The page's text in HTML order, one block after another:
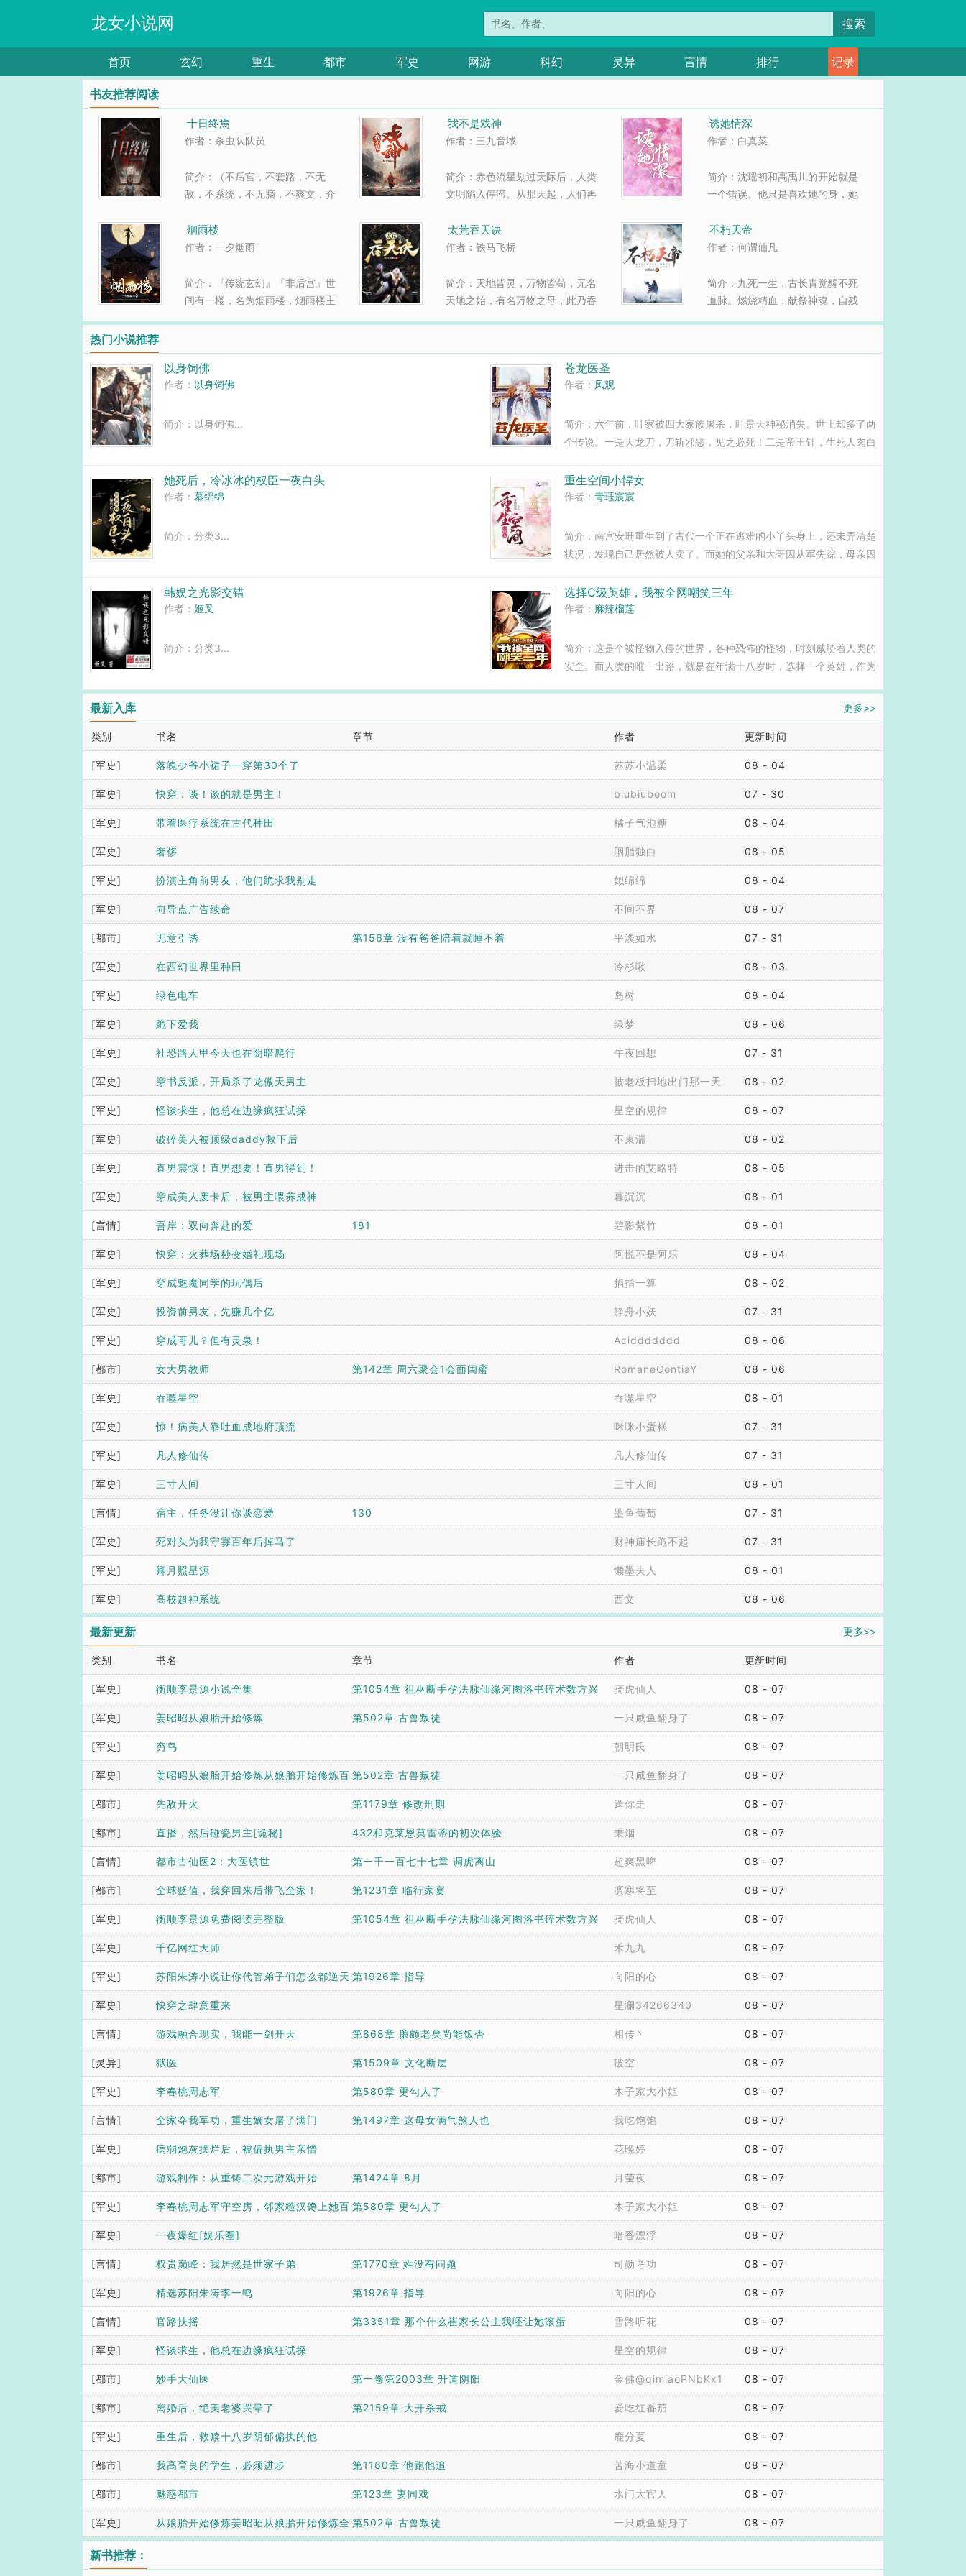
龙女小说网 搜索
首页 玄幻 重生 都市 军史 网游 科幻 灵异 言情 排行 记录
书友推荐阅读
十日终焉
作者：杀虫队队员
简介：（不后宫，不套路，不无
敌，不系统，不无脑，不爽文，介
的一天时，却发现自己被捉到了终...
我不是戏神
作者：三九音域
简介：赤色流星划过天际后，人类
文明陷入停滞。从那天起，人们再
一架飞机，一台汽车近代科...
诱她情深
作者：白真菜
简介：沈瑶初和高禹川的开始就是
一个错误。他只是喜欢她的身，她
孩子，他把她娶回了家，把一个...
烟雨楼
作者：一夕烟雨
简介：『传统玄幻』『非后宫』世
间有一楼，名为烟雨楼，烟雨楼主
太荒吞天诀
作者：铁马飞桥
简介：天地皆灵，万物皆苟，无名
天地之始，有名万物之母，此乃吞
不朽天帝
作者：何谓仙凡
简介：九死一生，古长青觉醒不死
血脉。燃烧精血，献祭神魂，自残
热门小说推荐
以身饲佛
作者： 以身饲佛
简介：以身饲佛...
苍龙医圣
作者： 凤观
简介：六年前，叶家被四大家族屠杀，叶景天神秘消失。世上却多了两
个传说。一是天龙刀，刀斩邪恶，见之必死！二是帝王针，生死人肉白
发现当年救下自己的绝色女人竟变成瘫痪丑女，还帮他生了一对龙凤
胎。迟到六年的爱，对四大家族的恨和怒，他要一一偿还！...
她死后，冷冰冰的权臣一夜白头
作者：慕绵绵
简介：分类3...
重生空间小悍女
作者： 青珏宸宸
简介：南宫安珊重生到了古代一个正在逃难的小丫头身上，还未弄清楚
状况，发现自己居然被人卖了。而她的父亲和大哥因从军失踪，母亲因
过这都不是事儿。天生神力！让她轻而易举地解决了打她家主意的人。
避水珠！让她能在水里找到充足的食物。空间百货系统！让她要啥有
是迟早的事儿！只是中途突然冒出的那个谁谁谁，我和你不熟，你别总
是凑上来。那个谁谁谁你确定不要我吗？那我现在就走了？南宫安珊转
本文有空间，肯定会有超越现实的情节，看着爽就行了，接受不了勿
韩娱之光影交错
作者：姬叉
简介：分类3...
选择C级英雄，我被全网嘲笑三年
作者： 麻辣榴莲
简介：这是个被怪物入侵的世界，各种恐怖的怪物，时刻威胁着人类的
安全。而人类的唯一出路，就是在年满十八岁时，选择一个英雄，作为
者，反杀怪物。穿越而来的陈业，惊讶的发现，大家所契合的英雄，全
部出自一拳超人。别人都在追求S级英雄天赋，只有陈业知道，C级英
雄中的光头大魔王，才是无敌的。于是，在盛大的毕业典礼上，陈业毫
直播中选择契合C级英雄天赋？笑死！C级英雄早就是公认的废物天赋
卧槽！快看他老师，昏过去了！面对嘲笑，陈业只是默默的坚持锻炼。
三年后。一个无敌的光头，开始不当人了...
最新入库 更多>>
类别 书名 章节 作者 更新时间
[军史] 落魄少爷小裙子一穿第30个了 苏苏小温柔 08 - 04
[军史] 快穿：谈！谈的就是男主！ biubiuboom 07 - 30
[军史] 带着医疗系统在古代种田 橘子气泡糖 08 - 04
[军史] 奢侈 胭脂独白 08 - 05
[军史] 扮演主角前男友，他们跪求我别走 姒绵绵 08 - 04
[军史] 向导点广告续命 不间不界 08 - 07
[都市] 无意引诱 第156章 没有爸爸陪着就睡不着 平淡如水 07 - 31
[军史] 在西幻世界里种田 冷杉啾 08 - 03
[军史] 绿色电车 岛树 08 - 04
[军史] 跪下爱我 绿梦 08 - 06
[军史] 社恐路人甲今天也在阴暗爬行 午夜回想 07 - 31
[军史] 穿书反派，开局杀了龙傲天男主 被老板扫地出门那一天 08 - 02
[军史] 怪谈求生，他总在边缘疯狂试探 星空的规律 08 - 07
[军史] 破碎美人被顶级daddy救下后 不束湍 08 - 02
[军史] 直男震惊！直男想要！直男得到！ 进击的艾略特 08 - 05
[军史] 穿成美人废卡后，被男主喂养成神 暮沉沉 08 - 01
[言情] 吾岸：双向奔赴的爱 181 碧影紫竹 08 - 01
[军史] 快穿：火葬场秒变婚礼现场 阿悦不是阿乐 08 - 04
[军史] 穿成魅魔同学的玩偶后 掐指一算 08 - 02
[军史] 投资前男友，先赚几个亿 静舟小妖 07 - 31
[军史] 穿成哥儿？但有灵泉！ Aciddddddd 08 - 06
[都市] 女大男教师 第142章 周六聚会1会面闺蜜 RomaneContiaY 08 - 06
[军史] 吞噬星空 吞噬星空 08 - 01
[军史] 惊！病美人靠吐血成地府顶流 咪咪小蛋糕 07 - 31
[军史] 凡人修仙传 凡人修仙传 07 - 31
[军史] 三寸人间 三寸人间 08 - 01
[言情] 宿主，任务没让你谈恋爱 130 墨鱼葡萄 07 - 31
[军史] 死对头为我守寡百年后掉马了 财神庙长跪不起 07 - 31
[军史] 卿月照星源 懒墨夫人 08 - 01
[军史] 高校超神系统 西文 08 - 06
最新更新 更多>>
类别 书名 章节 作者 更新时间
[军史] 衡顺李景源小说全集 第1054章 祖巫断手孕法脉仙缘河图洛书碎术数方兴 骑虎仙人 08 - 07
[军史] 姜昭昭从娘胎开始修炼 第502章 古兽叛徒 一只咸鱼翻身了 08 - 07
[军史] 穷鸟 朝明氏 08 - 07
[军史] 姜昭昭从娘胎开始修炼从娘胎开始修炼百
度云
第502章 古兽叛徒 一只咸鱼翻身了 08 - 07
[都市] 先敌开火 第1179章 修改刑期 送你走 08 - 07
[都市] 直播，然后碰瓷男主[诡秘] 432和克莱恩莫雷蒂的初次体验 秉烟 08 - 07
[言情] 都市古仙医2：大医镇世 第一千一百七十七章 调虎离山 超爽黑啤 08 - 07
[都市] 全球贬值，我穿回来后带飞全家！ 第1231章 临行家宴 凛寒将至 08 - 07
[军史] 衡顺李景源免费阅读完整版 第1054章 祖巫断手孕法脉仙缘河图洛书碎术数方兴 骑虎仙人 08 - 07
[军史] 千亿网红天师 禾九九 08 - 07
[军史] 苏阳朱涛小说让你代管弟子们怎么都逆天
了笔趣阁
第1926章 指导 向阳的心 08 - 07
[军史] 快穿之肆意重来 星澜34266340 08 - 07
[言情] 游戏融合现实，我能一剑开天 第868章 廉颇老矣尚能饭否 相传丶 08 - 07
[灵异] 狱医 第1509章 文化断层 破空 08 - 07
[军史] 李春桃周志军 第580章 更勾人了 木子家大小姐 08 - 07
[言情] 全家夺我军功，重生嫡女屠了满门 第1497章 这母女俩气煞人也 我吃饱饱 08 - 07
[军史] 病弱炮灰摆烂后，被偏执男主亲懵 花晚婷 08 - 07
[都市] 游戏制作：从重铸二次元游戏开始 第1424章 8月 月莹夜 08 - 07
[军史] 李春桃周志军守空房，邻家糙汉馋上她百
度云
第580章 更勾人了 木子家大小姐 08 - 07
[军史] 一夜爆红[娱乐圈] 暗香漂浮 08 - 07
[言情] 权贵巅峰：我居然是世家子弟 第1770章 姓没有问题 司勋考功 08 - 07
[军史] 精选苏阳朱涛李一鸣 第1926章 指导 向阳的心 08 - 07
[言情] 官路扶摇 第3351章 那个什么崔家长公主我呸让她滚蛋 雪路听花 08 - 07
[军史] 怪谈求生，他总在边缘疯狂试探 星空的规律 08 - 07
[都市] 妙手大仙医 第一卷第2003章 升道阴阳 金佛@qimiaoPNbKx1 08 - 07
[都市] 离婚后，绝美老婆哭晕了 第2159章 大开杀戒 爱吃红番茄 08 - 07
[军史] 重生后，救赎十八岁阴郁偏执的他 鹿分夏 08 - 07
[都市] 我高育良的学生，必须进步 第1160章 他跑他追 苦海小道童 08 - 07
[都市] 魅惑都市 第123章 妻同戏 水门大官人 08 - 07
[军史] 从娘胎开始修炼姜昭昭从娘胎开始修炼全 第502章 古兽叛徒 一只咸鱼翻身了 08 - 07
新书推荐：